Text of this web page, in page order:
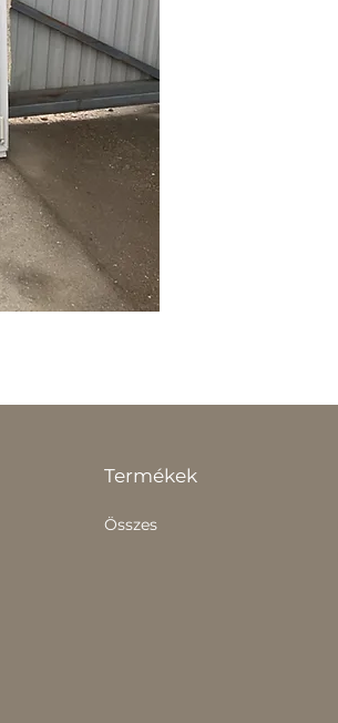
Termékek
Összes